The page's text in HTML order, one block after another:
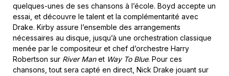
quelques-unes de ses chansons à l’école. Boyd accepte un
essai, et découvre le talent et la complémentarité avec
Drake. Kirby assure l’ensemble des arrangements
nécessaires au disque, jusqu’à une orchestration classique
menée par le compositeur et chef d’orchestre Harry
Robertson sur River Manet Way To Blue. Pour ces
chansons, tout sera capté en direct, Nick Drake jouant sur